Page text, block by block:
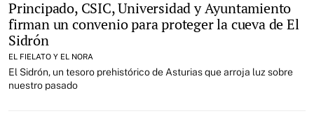
Principado, CSIC, Universidad y Ayuntamiento
firman un convenio para proteger la cueva de El
Sidrón
EL FIELATO Y EL NORA
El Sidrón, un tesoro prehistórico de Asturias que arroja luz sobre
nuestro pasado